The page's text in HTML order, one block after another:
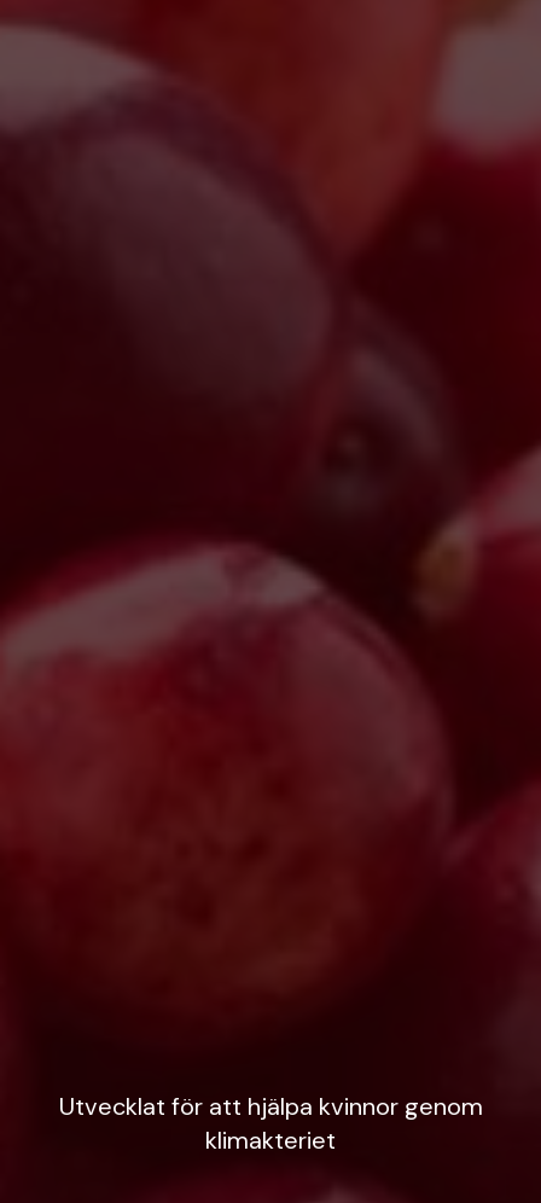
Utvecklat för att hjälpa kvinnor genom
klimakteriet